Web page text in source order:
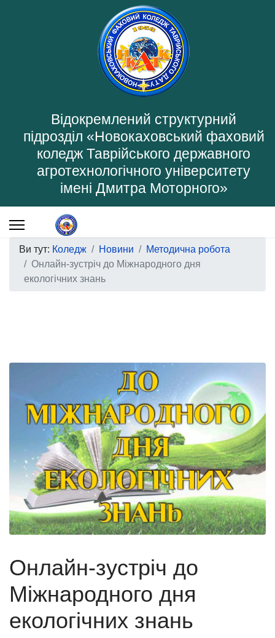
Відокремлений структурний
підрозділ «Новокаховський фаховий
коледж Таврійського державного
агротехнологічного університету
імені Дмитра Моторного»
Ви тут: Коледж Новини
Методична робота
Онлайн-зустріч до Міжнародного дня
екологічних знань
Онлайн-зустріч до
Міжнародного дня
екологічних знань